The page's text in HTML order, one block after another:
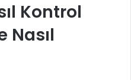
Kontrol
Nasıl